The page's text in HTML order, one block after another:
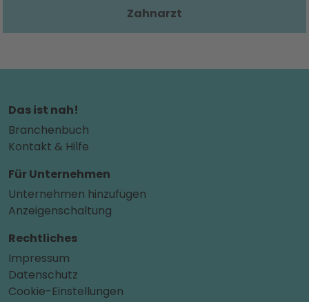
Zahnarzt
Das ist nah!
Branchenbuch
Kontakt & Hilfe
Für Unternehmen
Unternehmen hinzufügen
Anzeigenschaltung
Rechtliches
Impressum
Datenschutz
Cookie-Einstellungen